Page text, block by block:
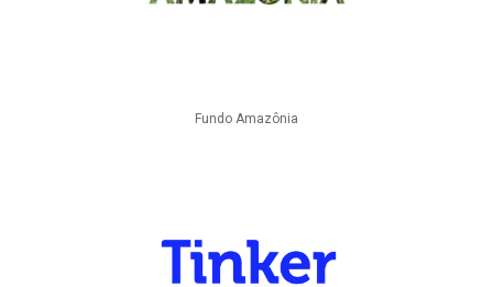
Fundo Amazônia